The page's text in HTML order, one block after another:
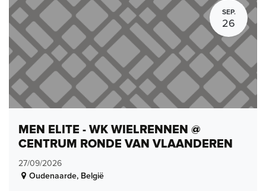
SEP.
26
MEN ELITE - WK WIELRENNEN @
CENTRUM RONDE VAN VLAANDEREN
27/09/2026
Oudenaarde, België